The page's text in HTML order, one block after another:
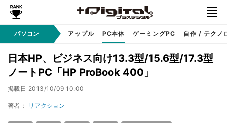
パソコンWindows アップル PC本体 ゲーミングPC 自作 / テクノ
日本HP、ビジネス向け13.3型/15.6型/17.3型
ノートPC「HP ProBook 400」
掲載日 2013/10/09 10:00
著者： リアクション